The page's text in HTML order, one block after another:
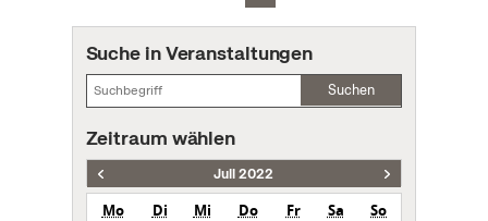
Suche in Veranstaltungen
Suchen
Zeitraum wählen
Juli 2022
Mo Di Mi Do Fr Sa
So